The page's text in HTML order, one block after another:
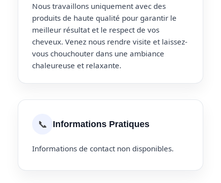
Nous travaillons uniquement avec des
produits de haute qualité pour garantir le
meilleur résultat et le respect de vos
cheveux. Venez nous rendre visite et laissez-
vous chouchouter dans une ambiance
chaleureuse et relaxante.
📞 Informations Pratiques
Informations de contact non disponibles.